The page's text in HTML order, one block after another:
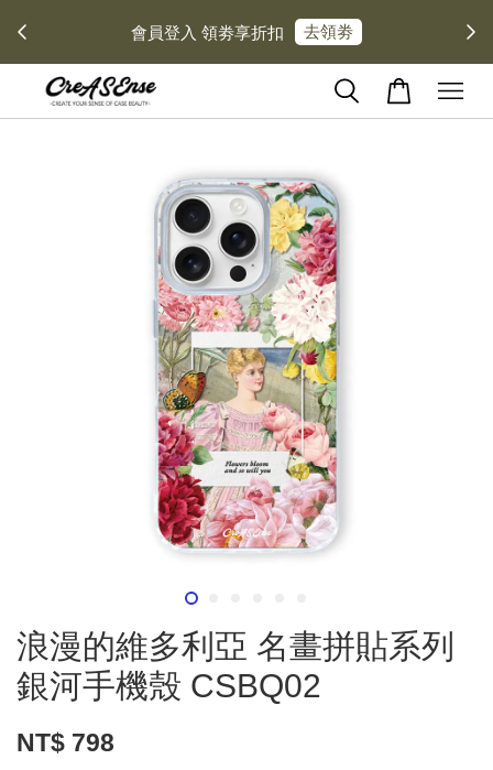
會員登入 領劵享折扣 去領劵
浪漫的維多利亞 名畫拼貼系列
銀河手機殼 CSBQ02
NT$ 798